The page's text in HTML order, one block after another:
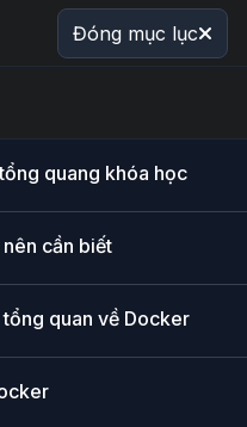
Đóng mục lục
quang khóa học
nên cần biết
tổng quan về Docker